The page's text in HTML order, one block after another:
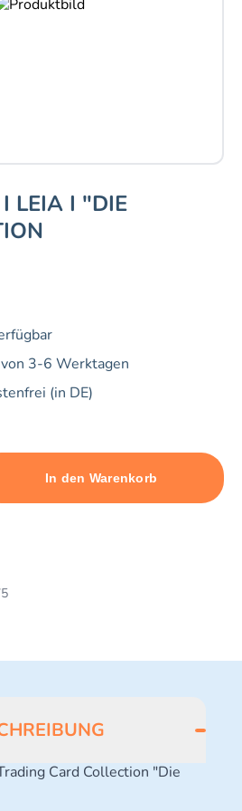
LEIA I "DIE
3-6 Werktagen
(in DE)
Maximum quantity: 3
In den Warenkorb
Card Collection "Die